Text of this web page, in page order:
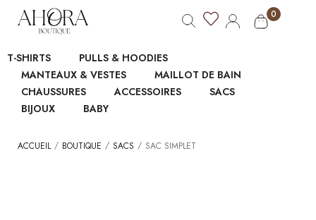
0
T-SHIRTS
PULLS & HOODIES
MANTEAUX & VESTES
MAILLOT DE BAIN
CHAUSSURES
ACCESSOIRES
SACS
BIJOUX
BABY
ACCUEIL / BOUTIQUE / SACS / SAC SIMPLET